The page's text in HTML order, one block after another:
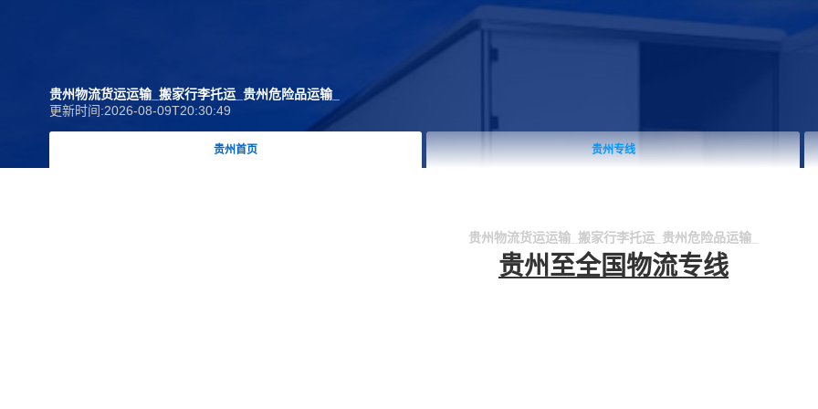
贵州物流货运运输_搬家行李托运_贵州危险品运输_
更新时间:2026-08-09T20:30:49
贵州首页 贵州专线
贵州物流货运运输_搬家行李托运_贵州危险品运输_
贵州至全国物流专线